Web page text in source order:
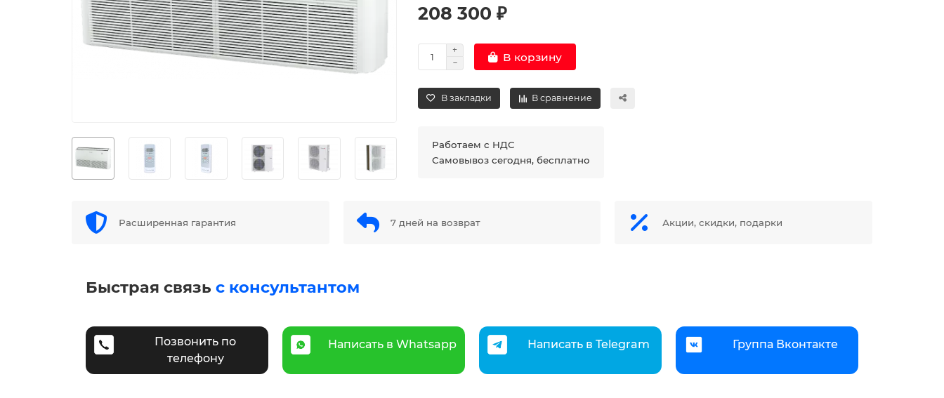
208 300 ₽
В корзину
В закладки В сравнение
Работаем с НДС
Самовывоз сегодня, бесплатно
Расширенная гарантия 7 дней на возврат Акции, скидки, подарки
Быстрая связь с консультантом
Позвонить по
телефону
Написать в Whatsapp Написать в Telegram Группа Вконтакте